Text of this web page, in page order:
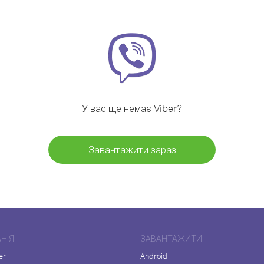
У вас ще немає Viber?
Завантажити зараз
ЗАВАНТАЖИТИ
Android